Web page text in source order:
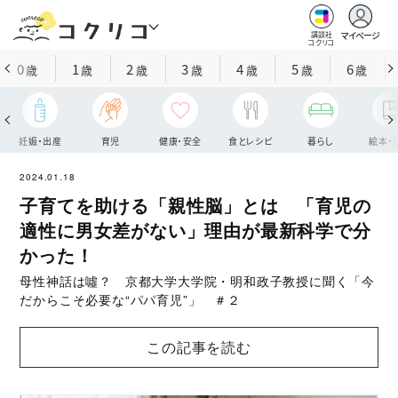
講談社
コクリコ
マイページ
0歳 1歳 2 歳 3歳 4歳 5歳 6歳
妊娠・出産 育児 健康・安全 食とレシピ 暮らし 絵本・
2024.01.18
子育てを助ける「親性脳」とは 「育児の
適性に男女差がない」理由が最新科学で分
かった！
母性神話は噓？ 京都大学大学院・明和政子教授に聞く「今
だからこそ必要な“パパ育児”」 ＃２
この記事を読む